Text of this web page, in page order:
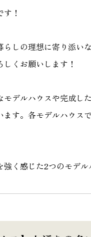
アクセスマップ
プライバシーポリシー
！
しの理想に寄り添い
くお願いします！
デルハウスや完成し
す。各モデルハウス
く感じた2つのモデル